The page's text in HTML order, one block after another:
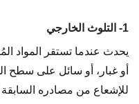
1- التلوث الخارجي
يحدث عندما تستقر المواد
أو غبار، أو سائل على سطح
للإشعاع من مصادره السابقة